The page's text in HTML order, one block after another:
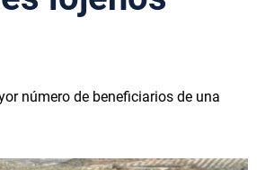
número de beneficiarios de una